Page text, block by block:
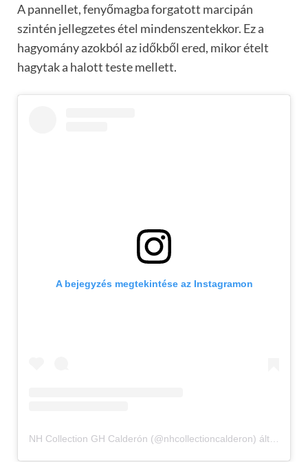
A pannellet, fenyőmagba forgatott marcipán
szintén jellegzetes étel mindenszentekkor. Ez a
hagyomány azokból az időkből ered, mikor ételt
hagytak a halott teste mellett.
A bejegyzés megtekintése az Instagramon